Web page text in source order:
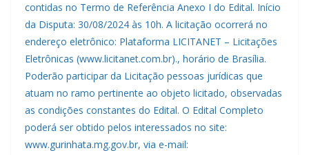
contidas no Termo de Referência Anexo I do Edital. Início
da Disputa: 30/08/2024 às 10h. A licitação ocorrerá no
endereço eletrônico: Plataforma LICITANET – Licitações
Eletrônicas (www.licitanet.com.br)., horário de Brasília.
Poderão participar da Licitação pessoas jurídicas que
atuam no ramo pertinente ao objeto licitado, observadas
as condições constantes do Edital. O Edital Completo
poderá ser obtido pelos interessados no site:
www.gurinhata.mg.gov.br, via e-mail: